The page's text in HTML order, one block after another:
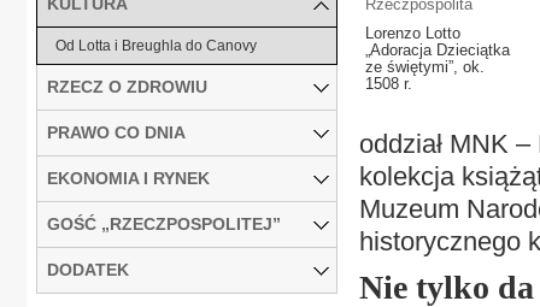
Rzeczpospolita
Lorenzo Lotto
„Adoracja Dzieciątka
ze świętymi”, ok.
1508 r.
oddział MNK
kolekcja
Muzeum
historycznego
Nie tylko
Od Lotta i Breughla do Canovy
RZECZ O ZDROWIU
PRAWO CO DNIA
EKONOMIA I RYNEK
GOŚĆ „RZECZPOSPOLITEJ”
DODATEK